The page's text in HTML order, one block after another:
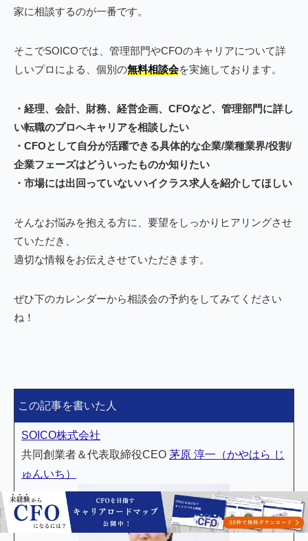
家に相談するのが一番です。
そこでSOICOでは、管理部門やCFOのキャリアについて詳
しいプロによる、個別の無料相談会を実施しております。
・経理、会計、財務、経営企画、CFOなど、管理部門に詳し
い転職のプロへキャリアを相談したい
・CFOとして自分が活躍できる具体的な企業/業種業界/役割/
企業フェーズはどういったものか知りたい
・市場には出回っていないハイクラス求人を紹介してほしい
そんなお悩みを抱える方に、要望をしっかりヒアリングさせ
ていただき、
適切な情報をお伝えさせていただきます。
ぜひ下のカレンダーから相談会の予約をしてみてください
ね！
この記事を書いた人
SOICO株式会社
共同創業者＆代表取締役CEO 茅原 淳一（かやはら じ
ゅんいち）